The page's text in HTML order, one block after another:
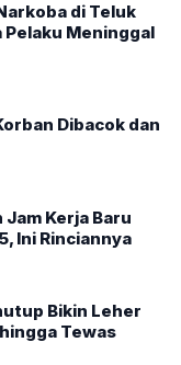
di Teluk
Pelaku Meninggal
Dibacok dan
Kerja Baru
Ini Rinciannya
Bikin Leher
Tewas